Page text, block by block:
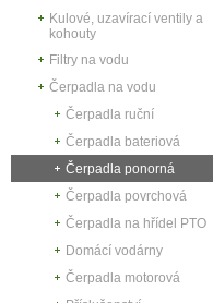
Kulové, uzavírací ventily a
kohouty
Filtry na vodu
Čerpadla na vodu
Čerpadla ruční
Čerpadla bateriová
Čerpadla ponorná
Čerpadla povrchová
Čerpadla na hřídel PTO
Domácí vodárny
Čerpadla motorová